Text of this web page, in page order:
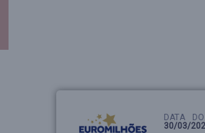
DATA
30/03/